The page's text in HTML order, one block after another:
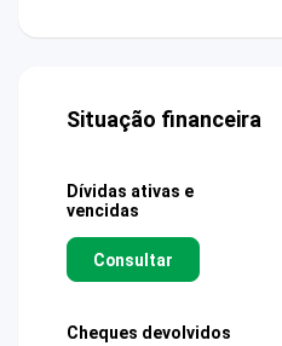
Situação financeira
Dívidas ativas e
vencidas
Consultar
Cheques devolvidos